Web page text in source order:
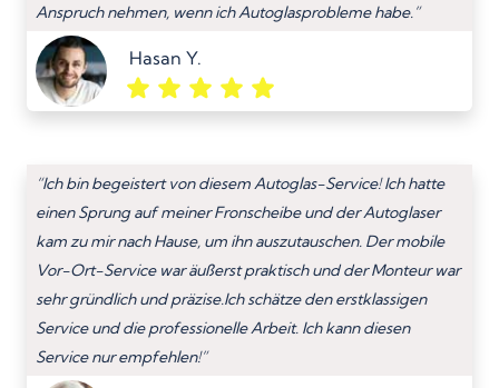
Anspruch nehmen, wenn ich Autoglasprobleme habe.”
Hasan Y.
“Ich bin begeistert von diesem Autoglas-Service! Ich hatte
einen Sprung auf meiner Fronscheibe und der Autoglaser
kam zu mir nach Hause, um ihn auszutauschen. Der mobile
Vor-Ort-Service war äußerst praktisch und der Monteur war
sehr gründlich und präzise.Ich schätze den erstklassigen
Service und die professionelle Arbeit. Ich kann diesen
Service nur empfehlen!”